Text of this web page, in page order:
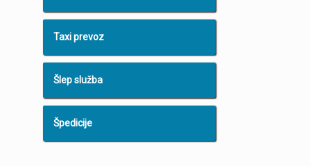
Taxi prevoz
Šlep služba
Špedicije